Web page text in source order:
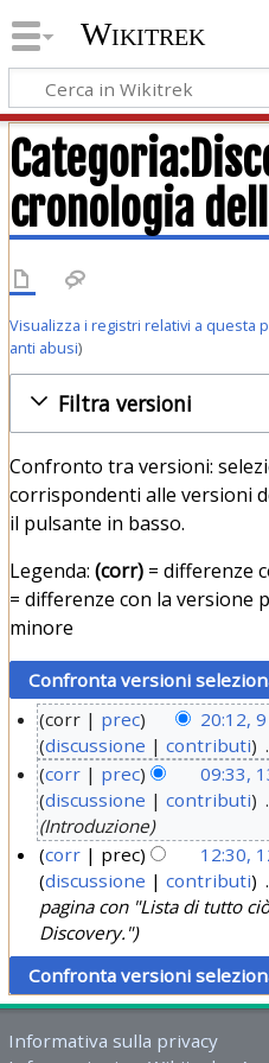
Wikitrek
cronologia
Visualizza i registri relativi a questa
anti abusi)
Filtra versioni
Confronto tra versioni:
corrispondenti alle versioni
il pulsante in basso.
Legenda: (corr)= differenze
= differenze con la versione
minore
d
3
corr prec 20:12,
discussione
contributi
N
e
s
s
u
n
o
g
g
e
o
2
0
1
9
corr prec 09:33,
discussione
contributi
Introduzione
b
2
corr prec 12:30,
discussione
contributi
pagina con "Lista di tutto
Discovery."
Informativa sulla privacy